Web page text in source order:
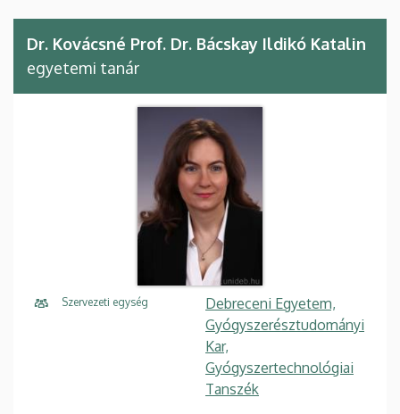
Dr. Kovácsné Prof. Dr. Bácskay Ildikó Katalin
egyetemi tanár
Szervezeti egység
Debreceni Egyetem,
Gyógyszerésztudományi
Kar,
Gyógyszertechnológiai
Tanszék